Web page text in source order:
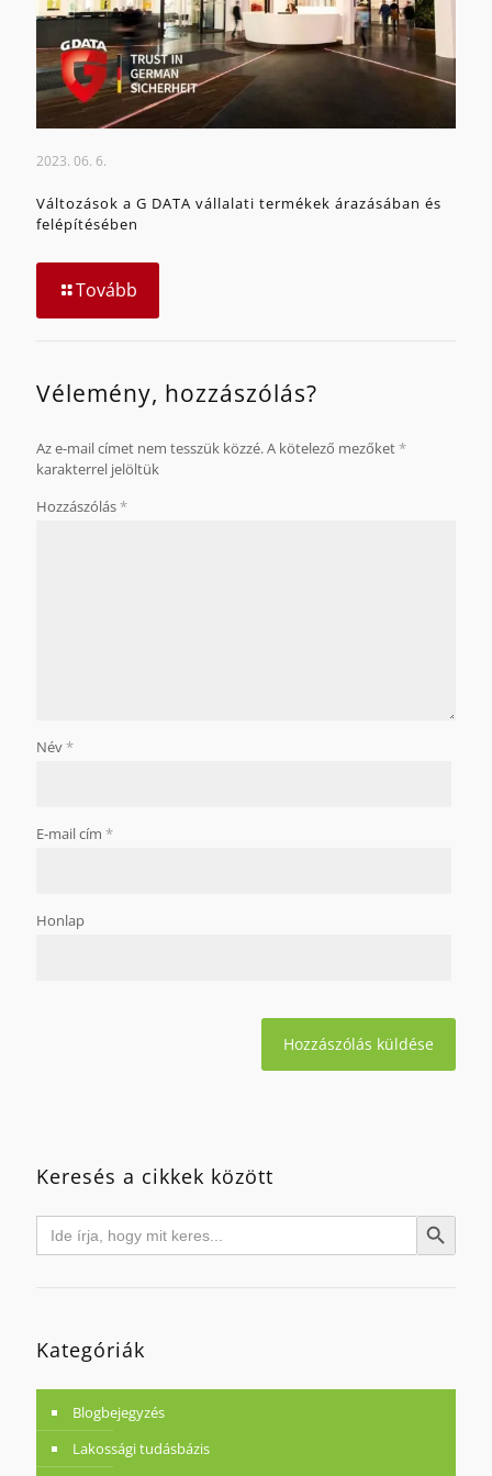
2023. 06. 6.
Változások a G DATA vállalati termékek árazásában és
felépítésében
Tovább
Vélemény, hozzászólás?
Az e-mail címet nem tesszük közzé.A kötelező mezőket*
karakterrel jelöltük
Hozzászólás*
Név*
E-mail cím *
Honlap
Keresés a cikkek között
Search
for: Search Button
Kategóriák
Blogbejegyzés
Lakossági tudásbázis